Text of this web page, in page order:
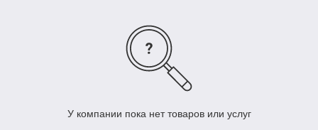
У компании пока нет товаров или услуг